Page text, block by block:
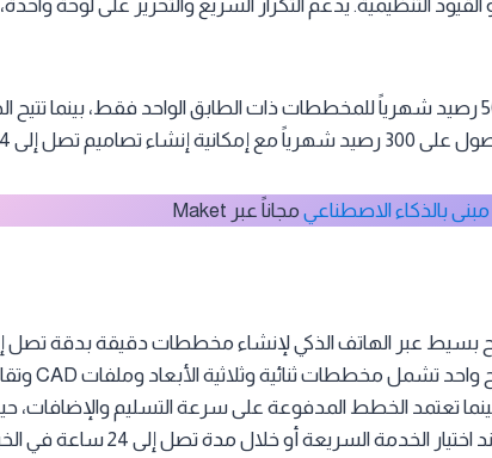
القيود التنظيمية. يدعم التكرار السريع والتحرير على لوحة
يقدم خطة مجانية تمنحك 50 رصيد شهرياً للمخططات ذات الطابق الواحد فقط، بينما
بالذكاء الاصطناعي مجاناً عبر Maket
بينما تعتمد الخطط المدفوعة على سرعة التسليم والإضافات،
النتائج خلال نحو 6 ساعات عند اختيار الخدمة